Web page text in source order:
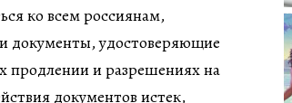
ко всем россиянам,
документы, удостоверяющие
продлении и разрешениях на
документов истек,